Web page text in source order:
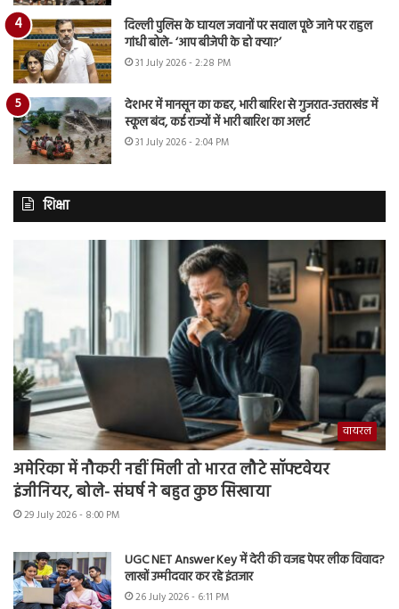
दिल्ली पुलिस के घायल जवानों पर सवाल पूछे जाने पर राहुल
गांधी बोले- ‘आप बीजेपी के हो क्या?’
31 July 2026 - 2:28 PM
देशभर में मानसून का कहर, भारी बारिश से गुजरात-उत्तराखंड में
स्कूल बंद, कई राज्यों में भारी बारिश का अलर्ट
31 July 2026 - 2:04 PM
शिक्षा
वायरल
अमेरिका में नौकरी नहीं मिली तो भारत लौटे सॉफ्टवेयर
इंजीनियर, बोले- संघर्ष ने बहुत कुछ सिखाया
29 July 2026 - 8:00 PM
UGC NET Answer Key में देरी की वजह पेपर लीक विवाद?
लाखों उम्मीदवार कर रहे इंतजार
26 July 2026 - 6:11 PM